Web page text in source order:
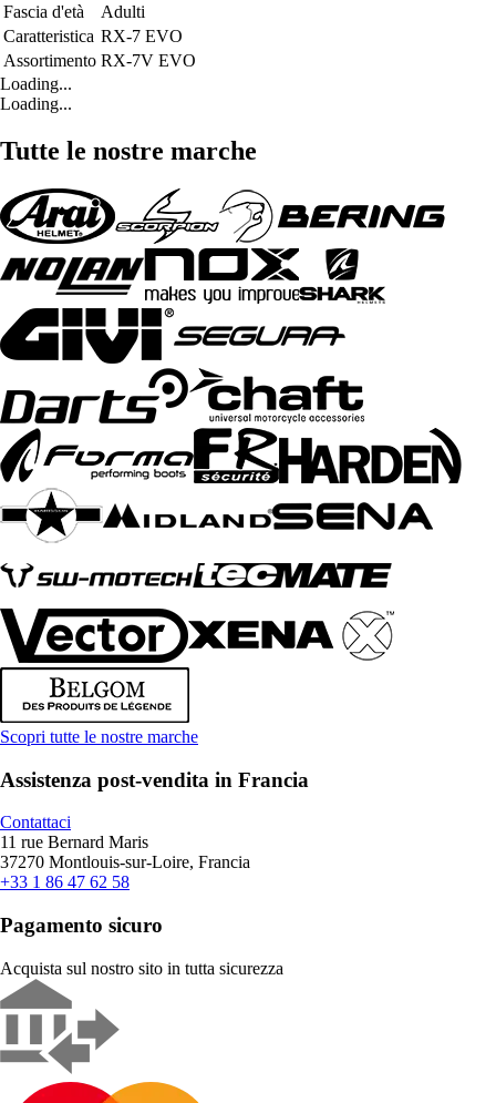
Fascia d'età
Adulti
Caratteristica RX-7 EVO
Assortimento RX-7V EVO
Loading...
Loading...
Tutte le nostre marche
Scopri tutte le nostre marche
Assistenza post-vendita in Francia
Contattaci
11 rue Bernard Maris
37270 Montlouis-sur-Loire, Francia
+33 1 86 47 62 58
Pagamento sicuro
Acquista sul nostro sito in tutta sicurezza